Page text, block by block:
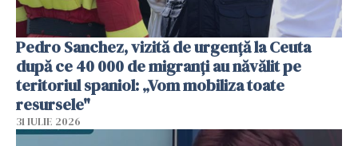
Pedro Sanchez, vizită de urgență la Ceuta
după ce 40 000 de migranți au năvălit pe
teritoriul spaniol: „Vom mobiliza toate
resursele"
31 IULIE 2026